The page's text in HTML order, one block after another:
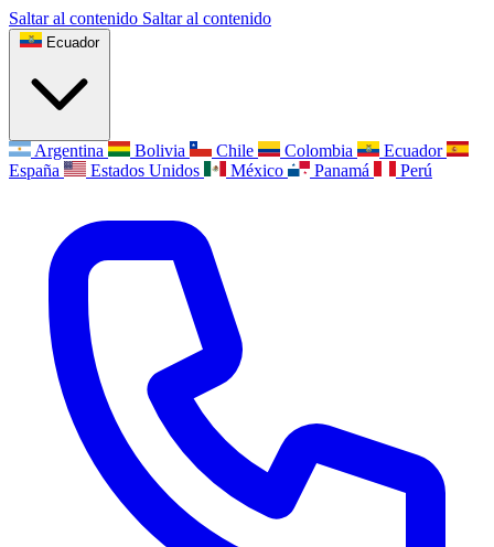
Saltar al contenido Saltar al contenido
Ecuador
Argentina Bolivia Chile Colombia
Ecuador
España
Estados Unidos México Panamá Perú